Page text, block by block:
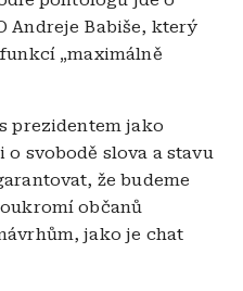
Andreje Babiše, který
„maximálně
prezidentem jako
svobodě slova a stavu
že budeme
občanů
jako je chat